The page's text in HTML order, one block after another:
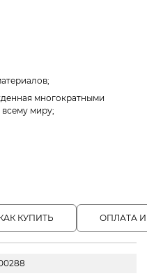
многократными
миру;
КУПИТЬ ОПЛАТА